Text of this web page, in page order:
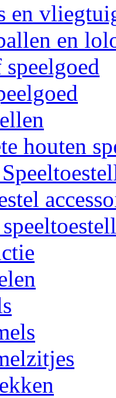
en
en
houten